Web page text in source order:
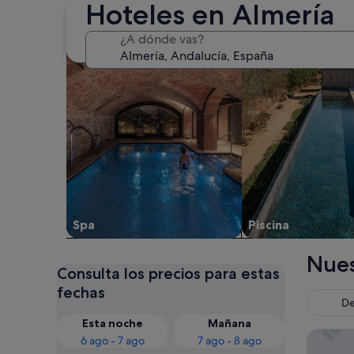
Hoteles en Almería
¿A dónde vas?
Spa
Buscar alojamientos con spa en las instalaciones
Piscina
Buscar
Consulta los precios para estas
fechas
Esta noche
6 ago - 7 ago
Mañana
7 ago - 8 ago